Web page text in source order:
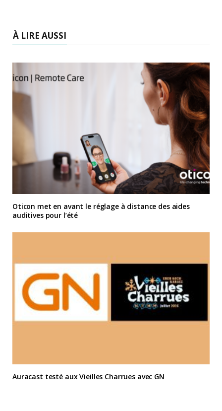
À LIRE AUSSI
Oticon met en avant le réglage à distance des aides
auditives pour l’été
Auracast testé aux Vieilles Charrues avec GN